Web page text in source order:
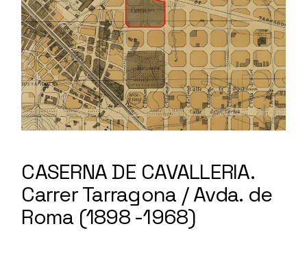
CASERNA DE CAVALLERIA.
Carrer Tarragona / Avda. de
Roma (1898 -1968)